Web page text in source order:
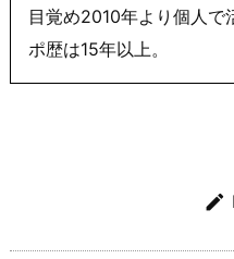
目覚め2010年より個人で
ポ歴は15年以上。
